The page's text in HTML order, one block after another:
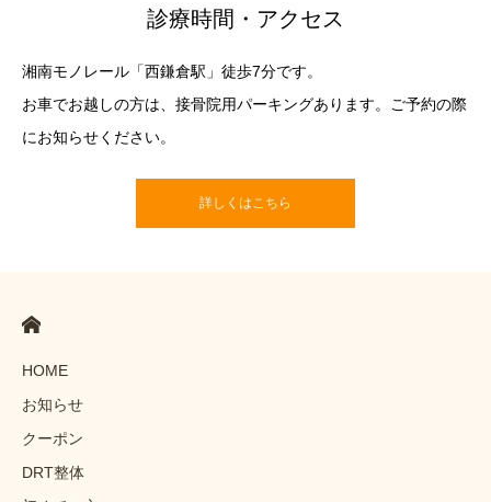
診療時間・アクセス
湘南モノレール「西鎌倉駅」徒歩7分です。
お車でお越しの方は、接骨院用パーキングあります。ご予約の際
にお知らせください。
詳しくはこちら
HOME
お知らせ
クーポン
DRT整体